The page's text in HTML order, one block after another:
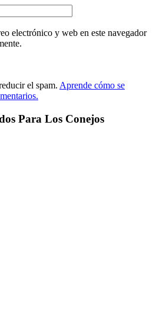
electrónico y web en este navegador
el spam. Aprende cómo se
Para Los Conejos